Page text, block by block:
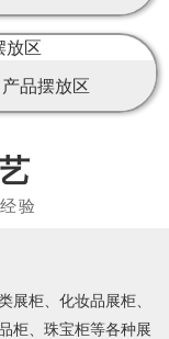
产品摆放区
展柜、化妆品展柜、
柜、珠宝柜等各种展